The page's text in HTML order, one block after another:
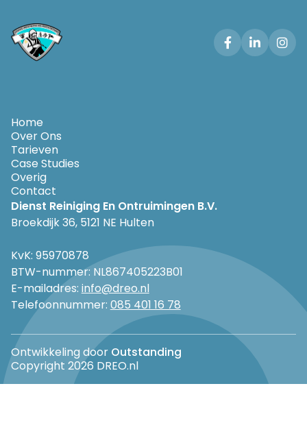
  
Home
Over Ons
Tarieven
Case Studies
Overig
Contact
Dienst Reiniging En Ontruimingen B.V.
Broekdijk 36, 5121 NE Hulten
KvK: 95970878
BTW-nummer: NL867405223B01
E-mailadres: info@dreo.nl
Telefoonnummer: 085 401 16 78
Ontwikkeling door Outstanding
Copyright 2026 DREO.nl